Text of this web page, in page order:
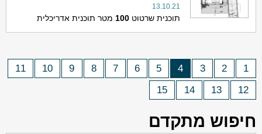
13.10.21
תוכנית שרטוט100 מטר תוכנית אדריכלית
1
2
3
4
5
6
7
8
9
10
11
12
13
14
15
חיפוש מתקדם